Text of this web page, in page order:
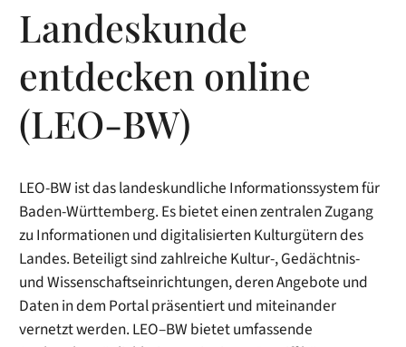
Landeskunde
entdecken online
(LEO-BW)
LEO-BW ist das landeskundliche Informationssystem für
Baden-Württemberg. Es bietet einen zentralen Zugang
zu Informationen und digitalisierten Kulturgütern des
Landes. Beteiligt sind zahlreiche Kultur-, Gedächtnis-
und Wissenschaftseinrichtungen, deren Angebote und
Daten in dem Portal präsentiert und miteinander
vernetzt werden. LEO–BW bietet umfassende